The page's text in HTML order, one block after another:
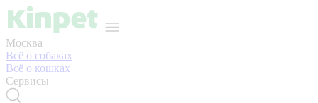
Москва
Всё о собаках
Всё о кошках
Сервисы